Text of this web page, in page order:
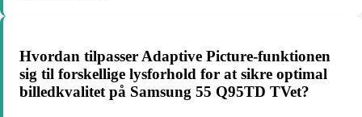
Hvordan tilpasser Adaptive Picture-funktionen
sig til forskellige lysforhold for at sikre optimal
billedkvalitet på Samsung 55 Q95TD TVet?